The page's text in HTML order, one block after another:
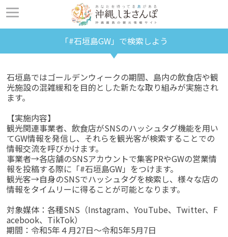
「#石垣島GW」で検索しよう
石垣島ではゴールデンウィークの期間、島内の飲食店や観
光施設の混雑緩和を目的とした新たな取り組みが実施され
ます。
【実施内容】
観光関連事業者、飲食店がSNSのハッシュタグ機能を用い
てGW情報を発信し、それらを観光客が検索することでの
情報交流を呼びかけます。
事業者→各店舗のSNSアカウントで集客PRやGWの営業情
報を投稿する際に「#石垣島GW」をつけます。
観光客→自身のSNSでハッシュタグを検索し、様々な店の
情報をタイムリーに得ることが可能となります。
対象媒体：各種SNS（Instagram、YouTube、Twitter、F
acebook、TikTok）
期間：令和5年４月27日～令和5年5月7日